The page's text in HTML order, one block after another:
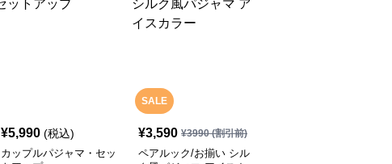
¥5,990 (税込)
カップルパジャマ・セッ
SALE
¥3,590 ¥3990(割引前)
ペアルック/お揃い シル